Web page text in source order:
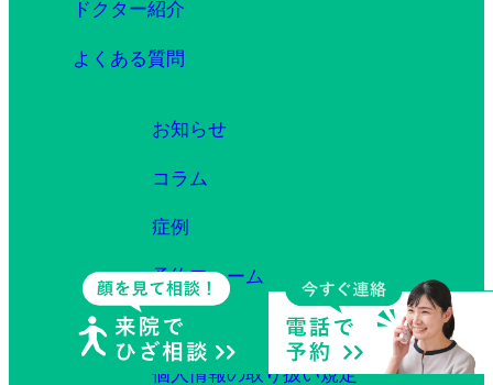
ドクター紹介
よくある質問
お知らせ
コラム
症例
予約フォーム
採用情報
個人情報の取り扱い規定